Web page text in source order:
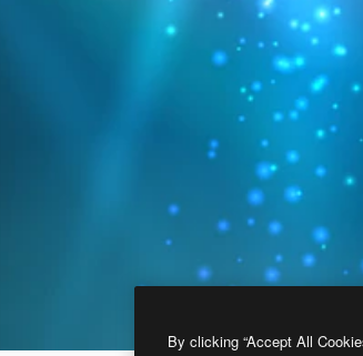
By clicking “Accept All